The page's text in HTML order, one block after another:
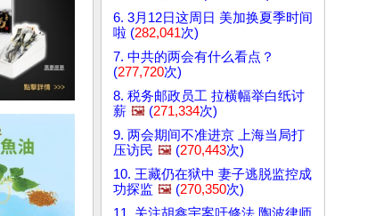
6. 3月12日这周日 美加换夏季时间
啦 (282,041次)
7. 中共的两会有什么看点？
(277,720次)
8. 税务邮政员工 拉横幅举白纸讨
薪 🖼️ (271,334次)
9. 两会期间不准进京 上海当局打
压访民 🖼️ (270,443次)
10. 王藏仍在狱中 妻子逃脱监控成
功探监 🖼️ (270,350次)
11. 关注胡鑫宇案吁修法 陶波律师